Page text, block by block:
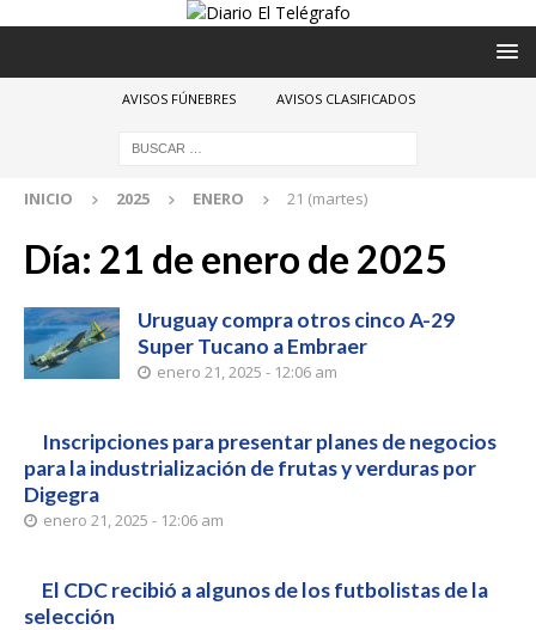
AVISOS FÚNEBRES AVISOS CLASIFICADOS
INICIO 2025 ENERO 21 (martes)
Día: 21 de enero de 2025
Uruguay compra otros cinco A-29
Super Tucano a Embraer
enero 21, 2025 - 12:06 am
Inscripciones para presentar planes de negocios
para la industrialización de frutas y verduras por
Digegra
enero 21, 2025 - 12:06 am
El CDC recibió a algunos de los futbolistas de la
selección